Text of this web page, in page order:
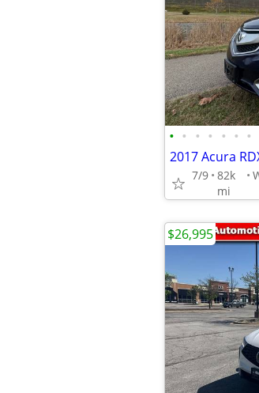
• • • • • • •
7/9 82k
mi
$26,995